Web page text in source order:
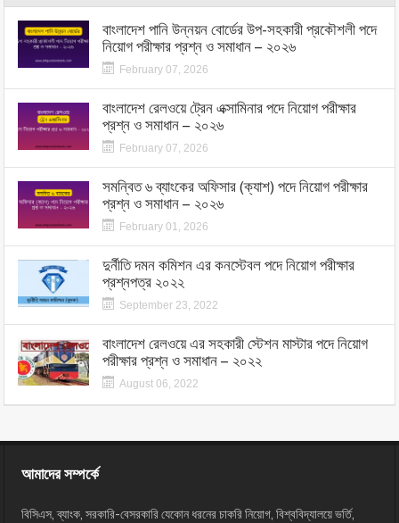
বাংলাদেশ পানি উন্নয়ন বোর্ডের উপ-সহকারী প্রকৌশলী পদে
নিয়োগ পরীক্ষার প্রশ্ন ও সমাধান – ২০২৬
February 07, 2026
বাংলাদেশ রেলওয়ে ট্রেন এক্সামিনার পদে নিয়োগ পরীক্ষার
প্রশ্ন ও সমাধান – ২০২৬
February 07, 2026
সমন্বিত ৬ ব্যাংকের অফিসার (ক্যাশ) পদে নিয়োগ পরীক্ষার
প্রশ্ন ও সমাধান – ২০২৬
February 01, 2026
দুর্নীতি দমন কমিশন এর কনস্টেবল পদে নিয়োগ পরীক্ষার
প্রশ্নপত্র ২০২২
September 23, 2022
বাংলাদেশ রেলওয়ে এর সহকারী স্টেশন মাস্টার পদে নিয়োগ
পরীক্ষার প্রশ্ন ও সমাধান – ২০২২
August 06, 2022
আমাদের সম্পর্কে
বিসিএস, ব্যাংক, সরকারি-বেসরকারি যেকোন ধরনের চাকরি নিয়োগ, বিশ্ববিদ্যালয়ে ভর্তি,